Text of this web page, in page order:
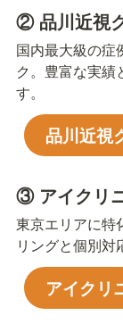
② 品川近視
国内最大級の症
ク。豊富な実績
す。
品川近視
③ アイクリ
東京エリアに特
リングと個別対
アイクリ